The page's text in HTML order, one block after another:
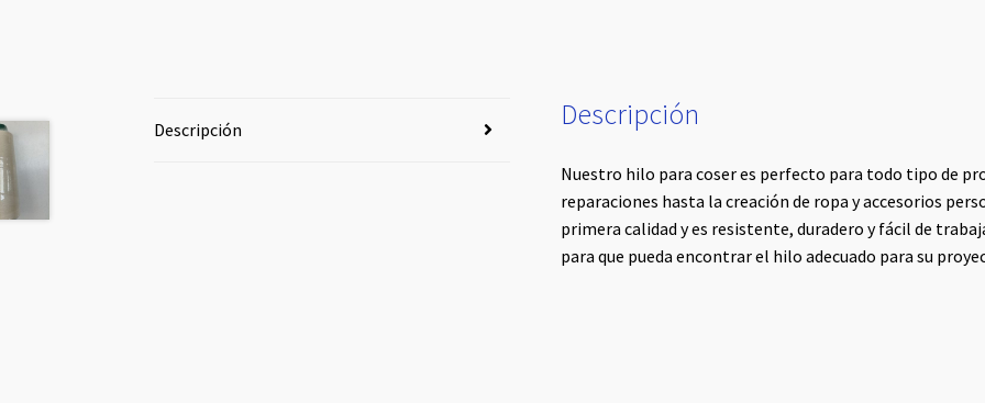
Descripción Descripción
Nuestro hilo para coser es perfecto para todo tipo de
reparaciones hasta la creación de ropa y accesorios
primera calidad y es resistente, duradero y fácil de
para que pueda encontrar el hilo adecuado para su